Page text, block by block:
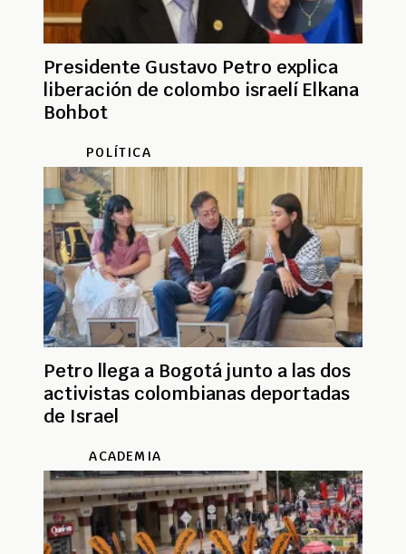
Presidente Gustavo Petro explica
liberación de colombo israelí Elkana
Bohbot
POLÍTICA
Petro llega a Bogotá junto a las dos
activistas colombianas deportadas
de Israel
ACADEMIA